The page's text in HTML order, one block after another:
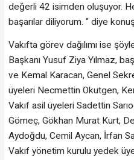
değerli 42 isimden oluşuyor.
başarılar diliyorum. " diye
Vakıfta görev dağılımı ise
Başkanı Yusuf Ziya Yılmaz,
ve Kemal Karacan, Genel
üyeleri Necmettin Okutgen,
Vakıf asil üyeleri Sadettin
Gömeç, Gökhan Murat Kurt,
Aydoğdu, Cemil Aycan, İrfan
Vakıf yönetim kurulu yedek